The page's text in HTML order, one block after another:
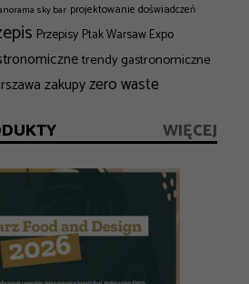
sky bar projektowanie doświadczeń
Przepisy Ptak Warsaw Expo
trendy gastronomiczne
zakupyzero waste
WIĘCEJ